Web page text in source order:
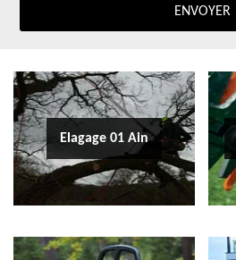
Elagage 01 Ain